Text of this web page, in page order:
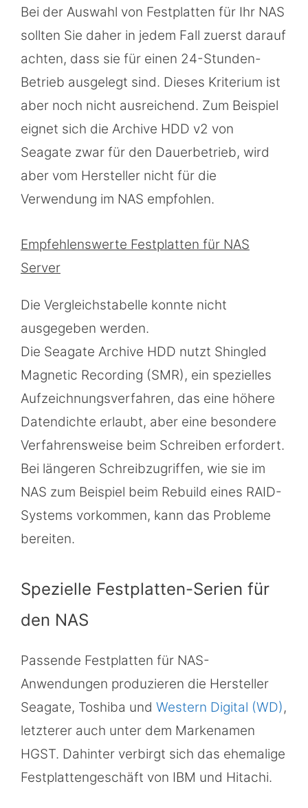
Bei der Auswahl von Festplatten für Ihr NAS
sollten Sie daher in jedem Fall zuerst darauf
achten, dass sie für einen 24-Stunden-
Betrieb ausgelegt sind. Dieses Kriterium ist
aber noch nicht ausreichend. Zum Beispiel
eignet sich die Archive HDD v2 von
Seagate zwar für den Dauerbetrieb, wird
aber vom Hersteller nicht für die
Verwendung im NAS empfohlen.
Empfehlenswerte Festplatten für NAS
Server
Die Vergleichstabelle konnte nicht
ausgegeben werden.
Die Seagate Archive HDD nutzt Shingled
Magnetic Recording (SMR), ein spezielles
Aufzeichnungsverfahren, das eine höhere
Datendichte erlaubt, aber eine besondere
Verfahrensweise beim Schreiben erfordert.
Bei längeren Schreibzugriffen, wie sie im
NAS zum Beispiel beim Rebuild eines RAID-
Systems vorkommen, kann das Probleme
bereiten.
Spezielle Festplatten-Serien für
den NAS
Passende Festplatten für NAS-
Anwendungen produzieren die Hersteller
Seagate, Toshiba und Western Digital (WD),
letzterer auch unter dem Markenamen
HGST. Dahinter verbirgt sich das ehemalige
Festplattengeschäft von IBM und Hitachi.